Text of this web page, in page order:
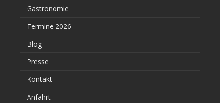
Gastronomie
Termine 2026
Blog
Presse
Kontakt
Anfahrt